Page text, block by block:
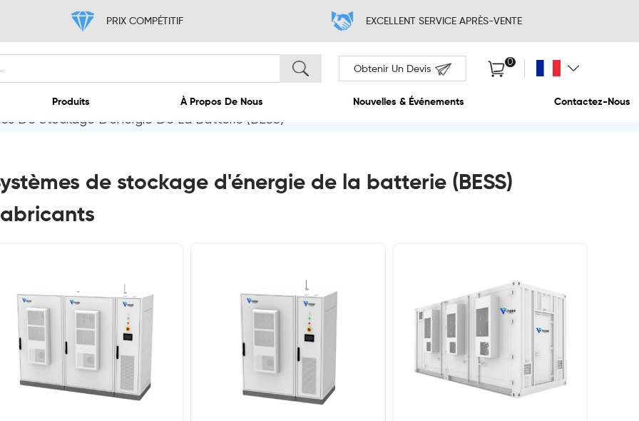
Produits
De Stockage D'énergie De La Batterie (BESS)
de stockage d'énergie de la batterie (BESS)